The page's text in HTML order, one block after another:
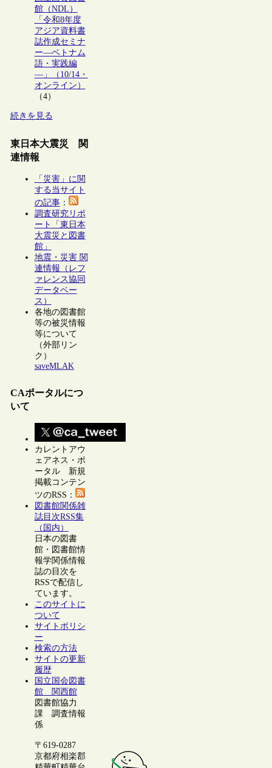
館（NDL）
「令和8年度
アジア資料書
誌作成セミナ
ー―ベトナム
語・実践編
―」（10/14・
オンライン）
（4）
続きを見る
東日本大震災 関
連情報
「災害」に関
する当サイト
の記事：
調査研究リポ
ート「東日本
大震災と図書
館」
地震・災害 関
連情報（レフ
ァレンス協同
データベー
ス）
各地の図書館
等の被災情報
等について
（外部リン
ク）
saveMLAK
CAポータルにつ
いて
カレントアウ
ェアネス・ポ
ータル 新規
掲載コンテン
ツのRSS：
図書館関係雑
誌目次RSS集
（国内）
日本の図書
館・図書館情
報学関係情報
誌の目次を
RSSで配信し
ています。
このサイトに
ついて
サイトポリシ
ー
検索の方法
サイトの更新
履歴
国立国会図書
館 関西館
図書館協力
課 調査情報
係
〒619-0287
京都府相楽郡